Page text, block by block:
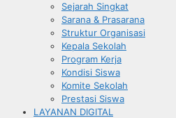
Sejarah Singkat
Sarana & Prasarana
Struktur Organisasi
Kepala Sekolah
Program Kerja
Kondisi Siswa
Komite Sekolah
Prestasi Siswa
LAYANAN DIGITAL